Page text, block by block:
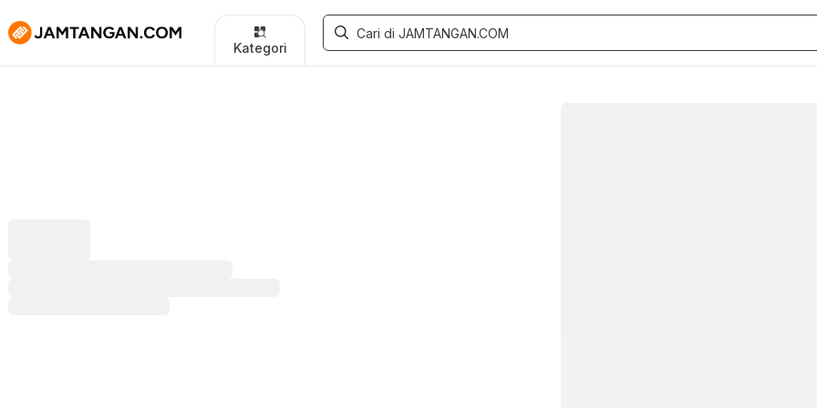
Kategori